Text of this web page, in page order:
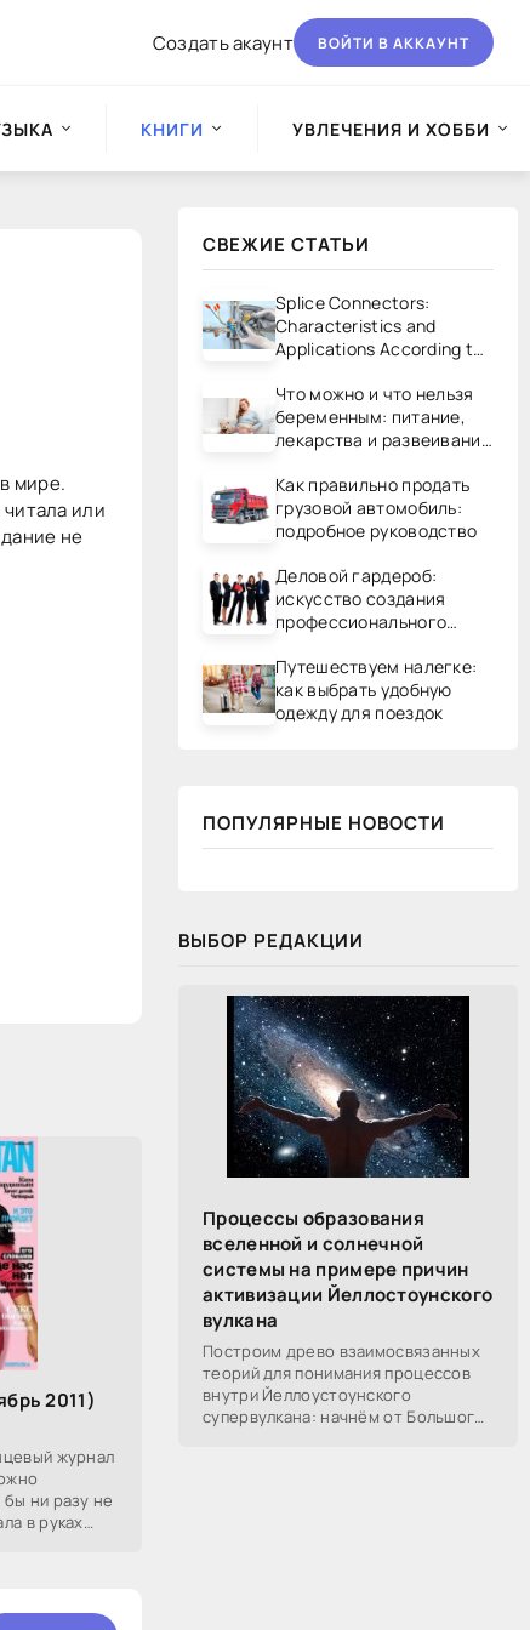
Создать акаунт ВОЙТИ В АККАУНТ
КНИГИ УВЛЕЧЕНИЯ И ХОББИ
мире.
или
не
2011)
журнал
бы ни разу не
в руках
СВЕЖИЕ СТАТЬИ
Splice Connectors:
Characteristics and
Applications According to
Что можно и что нельзя
беременным: питание,
лекарства и развеивание
Как правильно продать
грузовой автомобиль:
подробное руководство
Деловой гардероб:
искусство создания
профессионального
Путешествуем налегке:
как выбрать удобную
одежду для поездок
ПОПУЛЯРНЫЕ НОВОСТИ
ВЫБОР РЕДАКЦИИ
Процессы образования
вселенной и солнечной
системы на примере причин
активизации Йеллостоунского
вулкана
Построим древо взаимосвязанных
теорий для понимания процессов
внутри Йеллоустоунского
супервулкана: начнём от Большого